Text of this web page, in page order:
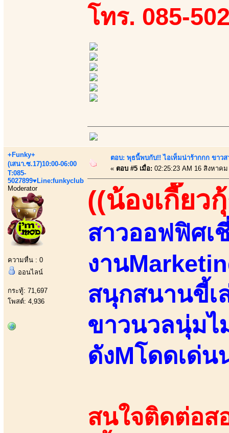
โทร. 085-
+Funky+
(เสนา.ซ.17)10:00-06:00
T:085-
5027899♥Line:funkyclub
Moderator
ความหื่น : 0
ออนไลน์
กระทู้: 71,697
โพสต์: 4,936
ตอบ: พุธนี้พบกับ!! ไอเท็มน่าร้ากกก ขาว
« ตอบ #5 เมื่อ: 02:25:23 AM 16 สิงหาคม
((น้องเกี๊ยว
สาวออฟฟิศเ
งาน
สนุกสนานขี้เ
ขาวนวลนุ่มไ
ดังMโดดเด่
สนใจติดต่อส